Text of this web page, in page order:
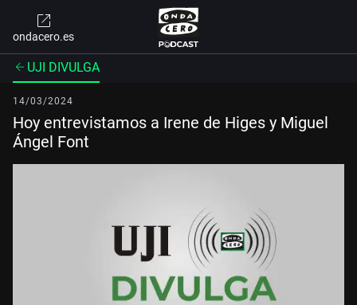
ondacero.es
UJI DIVULGA
14/03/2024
Hoy entrevistamos a Irene de Higes y Miguel
Ángel Font